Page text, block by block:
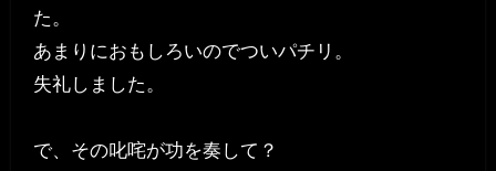
た。
あまりにおもしろいのでついパチリ。
失礼しました。
で、その叱咤が功を奏して？